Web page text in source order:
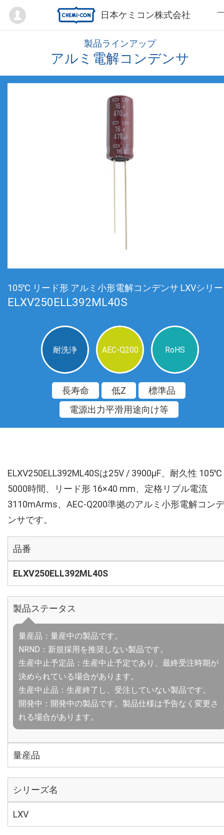
日本ケミコン株式会社
Mypage
製品ラインアップ
アルミ電解コンデンサ
105℃ リード形 アルミ小形電解コンデンサ LXVシリ
ELXV250ELL392ML40S
耐洗浄 AEC-Q200 RoHS
長寿命 低Z
標準品
電源出力平滑用途向け等
ELXV250ELL392ML40Sは25V / 3900µF、耐久性 105℃
5000時間、リード形 16×40 mm、定格リプル電流
3110mArms、AEC-Q200準拠のアルミ小形電解コンデ
ンサです。
品番
ELXV250ELL392ML40S
製品ステータス
量産品：量産中の製品です。
NRND：新規採用を推奨しない製品です。
生産中止予定品：生産中止予定であり、最終受注時期が
決められている場合があります。
生産中止品：生産終了し、受注していない製品です。
開発中：開発中の製品です。製品仕様は予告なく変更さ
れる場合があります。
量産品
シリーズ名
LXV